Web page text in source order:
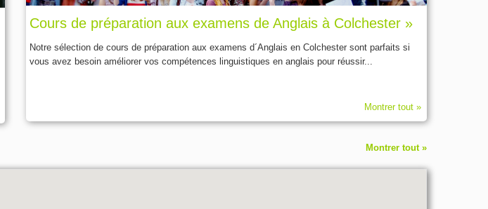
Cours de préparation aux examens de Anglais à Colchester »
Notre sélection de cours de préparation aux examens d´Anglais en Colchester sont parfaits si
vous avez besoin améliorer vos compétences linguistiques en anglais pour réussir...
Montrer tout »
Montrer tout »